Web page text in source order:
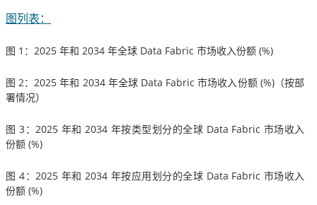
图列表：
图 1：2025 年和 2034 年全球 Data Fabric 市场收入份额 (%)
图 2：2025 年和 2034 年全球 Data Fabric 市场收入份额 (%)（按部
署情况）
图 3：2025 年和 2034 年按类型划分的全球 Data Fabric 市场收入
份额 (%)
图 4：2025 年和 2034 年按应用划分的全球 Data Fabric 市场收入
份额 (%)